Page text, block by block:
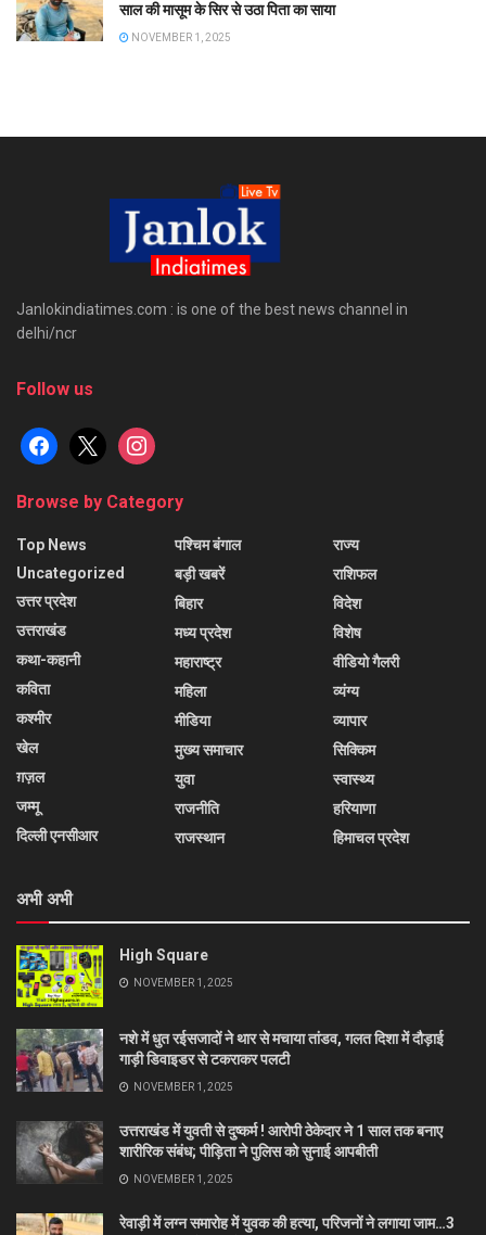
साल की मासूम के सिर से उठा पिता का साया
NOVEMBER 1, 2025
Janlokindiatimes.com : is one of the best news channel in
delhi/ncr
Follow us
facebook
x instagram
Browse by Category
Top News
Uncategorized
उत्तर प्रदेश
उत्तराखंड
कथा-कहानी
कविता
कश्मीर
खेल
ग़ज़ल
जम्मू
दिल्ली एनसीआर
पश्चिम बंगाल
बड़ी खबरें
बिहार
मध्य प्रदेश
महाराष्ट्र
महिला
मीडिया
मुख्य समाचार
युवा
राजनीति
राजस्थान
राज्य
राशिफल
विदेश
विशेष
वीडियो गैलरी
व्यंग्य
व्यापार
सिक्किम
स्वास्थ्य
हरियाणा
हिमाचल प्रदेश
अभी अभी
High Square
NOVEMBER 1, 2025
नशे में धुत रईसजादों ने थार से मचाया तांडव, गलत दिशा में दौड़ाई
गाड़ी डिवाइडर से टकराकर पलटी
NOVEMBER 1, 2025
उत्तराखंड में युवती से दुष्कर्म ! आरोपी ठेकेदार ने 1 साल तक बनाए
शारीरिक संबंध; पीड़िता ने पुलिस को सुनाई आपबीती
NOVEMBER 1, 2025
रेवाड़ी में लग्न समारोह में युवक की हत्या, परिजनों ने लगाया जाम…3